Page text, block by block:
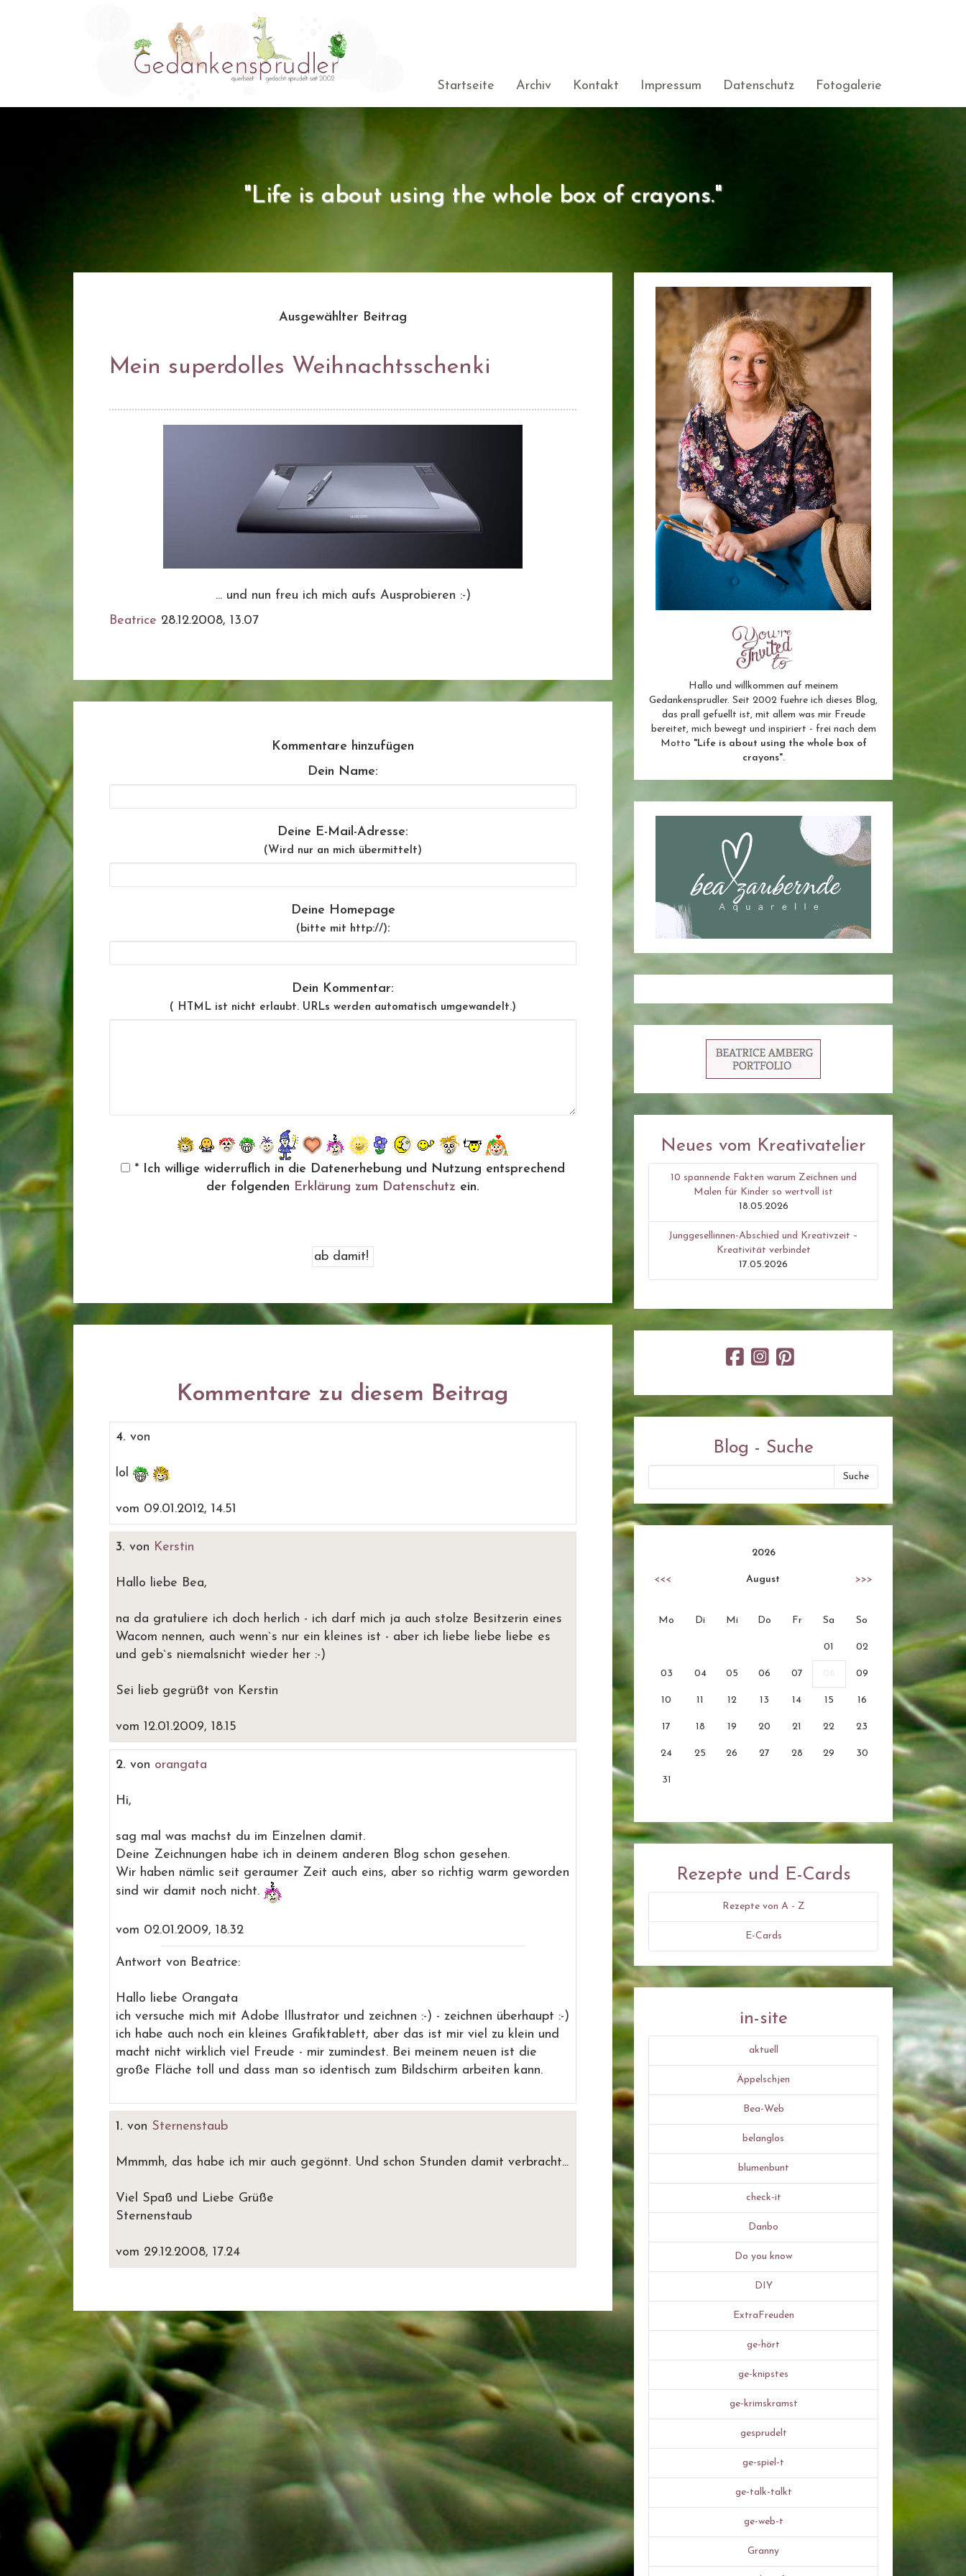
Startseite Archiv Kontakt Impressum Datenschutz Fotogalerie
"Life is about using the whole box of crayons."
Ausgewählter Beitrag
Mein superdolles Weihnachtsschenki
... und nun freu ich mich aufs Ausprobieren :-)
Beatrice 28.12.2008, 13.07
Kommentare hinzufügen
Dein Name:
Deine E-Mail-Adresse:
(Wird nur an mich übermittelt)
Deine Homepage
(bitte mit http://):
Dein Kommentar:
( HTML ist nicht erlaubt. URLs werden automatisch umgewandelt.)
* Ich willige widerruflich in die Datenerhebung und Nutzung entsprechend
der folgenden Erklärung zum Datenschutz ein.
Kommentare zu diesem Beitrag
4. von
lol
vom 09.01.2012, 14.51
3. von Kerstin
Hallo liebe Bea,
na da gratuliere ich doch herlich - ich darf mich ja auch stolze Besitzerin eines
Wacom nennen, auch wenn`s nur ein kleines ist - aber ich liebe liebe liebe es
und geb`s niemalsnicht wieder her :-)
Sei lieb gegrüßt von Kerstin
vom 12.01.2009, 18.15
2. von orangata
Hi,
sag mal was machst du im Einzelnen damit.
Deine Zeichnungen habe ich in deinem anderen Blog schon gesehen.
Wir haben nämlic seit geraumer Zeit auch eins, aber so richtig warm geworden
sind wir damit noch nicht.
vom 02.01.2009, 18.32
Antwort von Beatrice:
Hallo liebe Orangata
ich versuche mich mit Adobe Illustrator und zeichnen :-) - zeichnen überhaupt :-)
ich habe auch noch ein kleines Grafiktablett, aber das ist mir viel zu klein und
macht nicht wirklich viel Freude - mir zumindest. Bei meinem neuen ist die
große Fläche toll und dass man so identisch zum Bildschirm arbeiten kann.
1. von Sternenstaub
Mmmmh, das habe ich mir auch gegönnt. Und schon Stunden damit verbracht...
Viel Spaß und Liebe Grüße
Sternenstaub
vom 29.12.2008, 17.24
Hallo und willkommen auf meinem
Gedankensprudler. Seit 2002 fuehre ich dieses Blog,
das prall gefuellt ist, mit allem was mir Freude
bereitet, mich bewegt und inspiriert - frei nach dem
Motto "Life is about using the whole box of
crayons".
Neues vom Kreativatelier
10 spannende Fakten warum Zeichnen und
Malen für Kinder so wertvoll ist
18.05.2026
Junggesellinnen-Abschied und Kreativzeit –
Kreativität verbindet
17.05.2026
Blog - Suche
2026
<<< August >>>
Mo Di Mi Do Fr Sa So
01 02
03 04 05 06 07 08 09
10 11 12 13 14 15 16
17 18 19 20 21 22 23
24 25 26 27 28 29 30
31
Rezepte und E-Cards
Rezepte von A - Z
E-Cards
in-site
aktuell
Äppelschjen
Bea-Web
belanglos
blumenbunt
check-it
Danbo
Do you know
DIY
ExtraFreuden
ge-hört
ge-knipstes
ge-krimskramst
gesprudelt
ge-spiel-t
ge-talk-talkt
ge-web-t
Granny